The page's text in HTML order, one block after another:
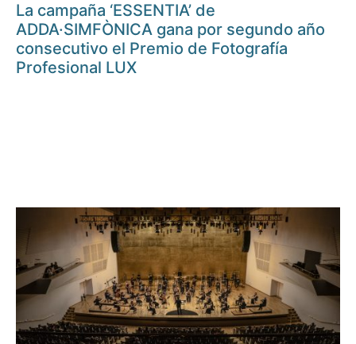
La campaña ‘ESSENTIA’ de
ADDA·SIMFÒNICA gana por segundo año
consecutivo el Premio de Fotografía
Profesional LUX